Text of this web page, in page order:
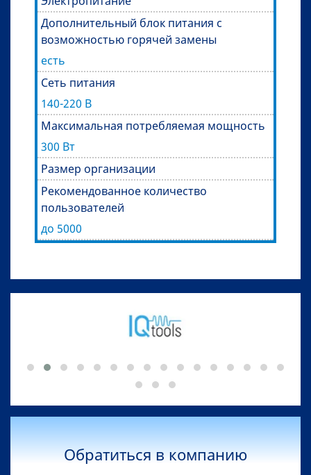
Дополнительный блок питания с
возможностью горячей замены
есть
Сеть питания
140-220 В
Максимальная потребляемая мощность
300 Вт
Размер организации
Рекомендованное количество
пользователей
до 5000
Обратиться в компанию